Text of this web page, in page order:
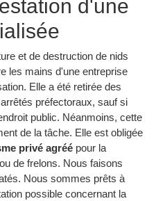
d'une
et de destruction de nids
les mains d'une entreprise
Elle a été retirée des
préfectoraux, sauf si
public. Néanmoins, cette
de la tâche. Elle est obligée
privé agréé pour la
de frelons. Nous faisons
Nous sommes prêts à
possible concernant la